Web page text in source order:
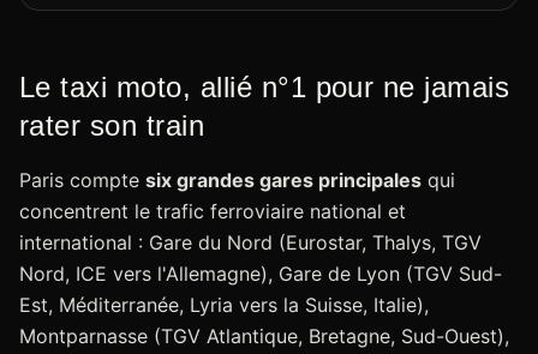
Le taxi moto, allié n°1 pour ne jamais
rater son train
Paris compte six grandes gares principales qui
concentrent le trafic ferroviaire national et
international : Gare du Nord (Eurostar, Thalys, TGV
Nord, ICE vers l'Allemagne), Gare de Lyon (TGV Sud-
Est, Méditerranée, Lyria vers la Suisse, Italie),
Montparnasse (TGV Atlantique, Bretagne, Sud-Ouest),